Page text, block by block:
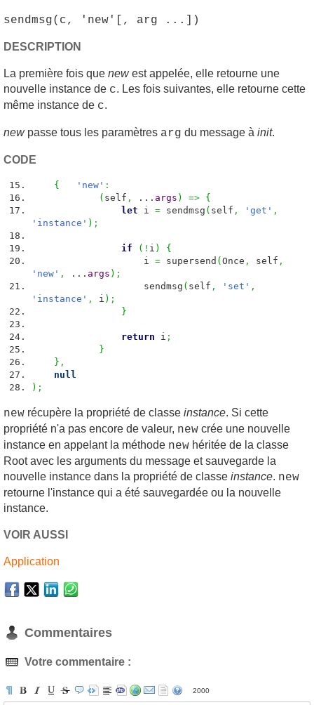
sendmsg(c, 'new'[, arg ...])
DESCRIPTION
La première fois que newest appelée, elle retourne une
nouvelle instance de c. Les fois suivantes, elle retourne cette
même instance de c.
newpasse tous les paramètres arg du message à init.
CODE
{ 'new' :
( self , ... args ) => {
let i = sendmsg ( self , 'get' ,
'instance' ) ;
if ( ! i )
{
i = supersend ( Once , self ,
'new' , ... args ) ;
sendmsg ( self , 'set' ,
'instance' , i ) ;
}
return i ;
}
} ,
null
) ;
new récupère la propriété de classe instance. Si cette
propriété n'a pas encore de valeur, new crée une nouvelle
instance en appelant la méthode new héritée de la classe
Root avec les arguments du message et sauvegarde la
nouvelle instance dans la propriété de classe instance. new
retourne l'instance qui a été sauvegardée ou la nouvelle
instance.
VOIR AUSSI
Application
Commentaires
Votre commentaire :
2000